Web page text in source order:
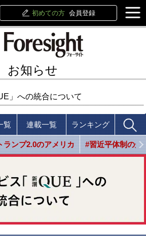
初めての方 会員登録
お知らせ
」への統合について
覧 連載一覧 ランキング
ランプ2.0のアメリカ #習近平体制の光